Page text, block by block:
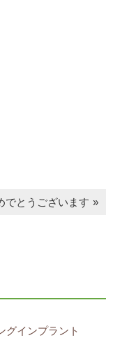
でとうございます
グインプラント